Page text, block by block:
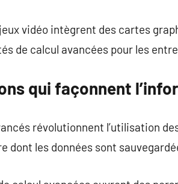
vidéo intègrent des cartes
de calcul avancées pour les
qui façonnent
révolutionnent l’utilisation
dont les données sont